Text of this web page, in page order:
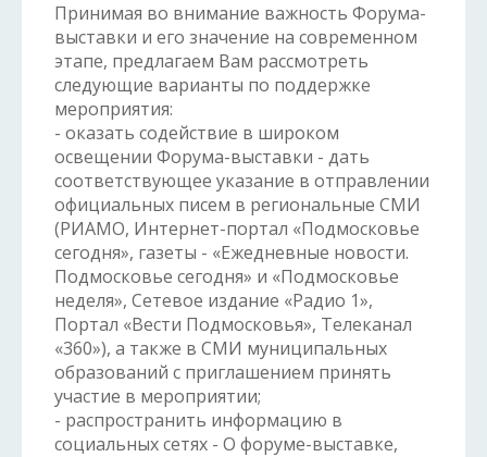
Принимая во внимание важность Форума-
выставки и его значение на современном
этапе, предлагаем Вам рассмотреть
следующие варианты по поддержке
мероприятия:
- оказать содействие в широком
освещении Форума-выставки - дать
соответствующее указание в отправлении
официальных писем в региональные СМИ
(РИАМО, Интернет-портал «Подмосковье
сегодня», газеты - «Ежедневные новости.
Подмосковье сегодня» и «Подмосковье
неделя», Сетевое издание «Радио 1»,
Портал «Вести Подмосковья», Телеканал
«360»), а также в СМИ муниципальных
образований с приглашением принять
участие в мероприятии;
- распространить информацию в
социальных сетях - О форуме-выставке,